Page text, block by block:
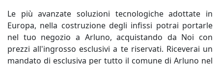
Le più avanzate soluzioni tecnologiche adottate in
Europa, nella costruzione degli infissi potrai portarle
nel tuo negozio a Arluno, acquistando da Noi con
prezzi all'ingrosso esclusivi a te riservati. Riceverai un
mandato di esclusiva per tutto il comune di Arluno nel